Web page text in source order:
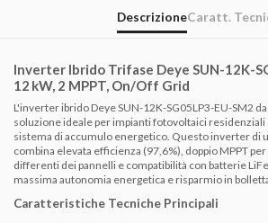
DescrizioneCaratt.
Inverter Ibrido Trifase Deye SUN-12K-
12 kW, 2 MPPT, On/Off Grid
L'inverter ibrido Deye SUN-12K-SG05LP3-EU-SM2
soluzione ideale per impianti fotovoltaici
sistema di accumulo energetico. Questo inverter di
combina elevata efficienza (97,6%), doppio MPPT
differenti dei pannelli e compatibilità con batterie
massima autonomia energetica e risparmio in
Caratteristiche Tecniche Principali